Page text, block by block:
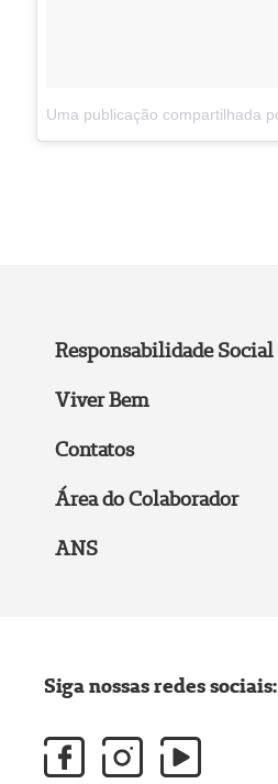
Responsabilidade Social
Viver Bem
Contatos
Área do Colaborador
ANS
Siga nossas redes sociais: